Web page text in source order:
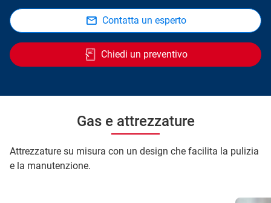
Contatta un esperto
Chiedi un preventivo
Gas e attrezzature
Attrezzature su misura con un design che facilita la pulizia
e la manutenzione.